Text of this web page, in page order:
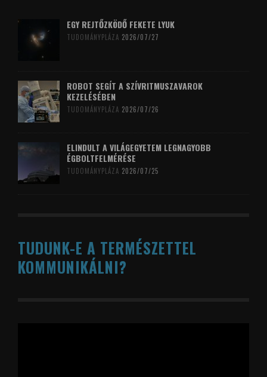
EGY REJTŐZKÖDŐ FEKETE LYUK
TUDOMÁNYPLÁZA 2026/07/27
ROBOT SEGÍT A SZÍVRITMUSZAVAROK
KEZELÉSÉBEN
TUDOMÁNYPLÁZA 2026/07/26
ELINDULT A VILÁGEGYETEM LEGNAGYOBB
ÉGBOLTFELMÉRÉSE
TUDOMÁNYPLÁZA 2026/07/25
TUDUNK-E A TERMÉSZETTEL
KOMMUNIKÁLNI?